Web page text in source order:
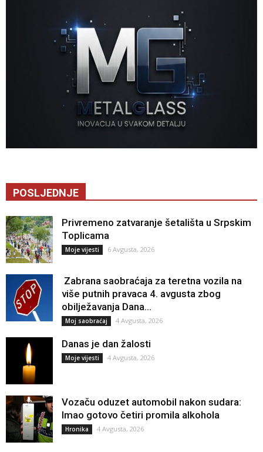
POSLJEDNJE
Privremeno zatvaranje šetališta u Srpskim
Toplicama
Moje vijesti 6 Avgusta, 2026
Zabrana saobraćaja za teretna vozila na
više putnih pravaca 4. avgusta zbog
obilježavanja Dana...
Moj saobraćaj 4 Avgusta, 2026
Danas je dan žalosti
Moje vijesti 4 Avgusta, 2026
Vozaču oduzet automobil nakon sudara:
Imao gotovo četiri promila alkohola
Hronika 4 Avgusta, 2026